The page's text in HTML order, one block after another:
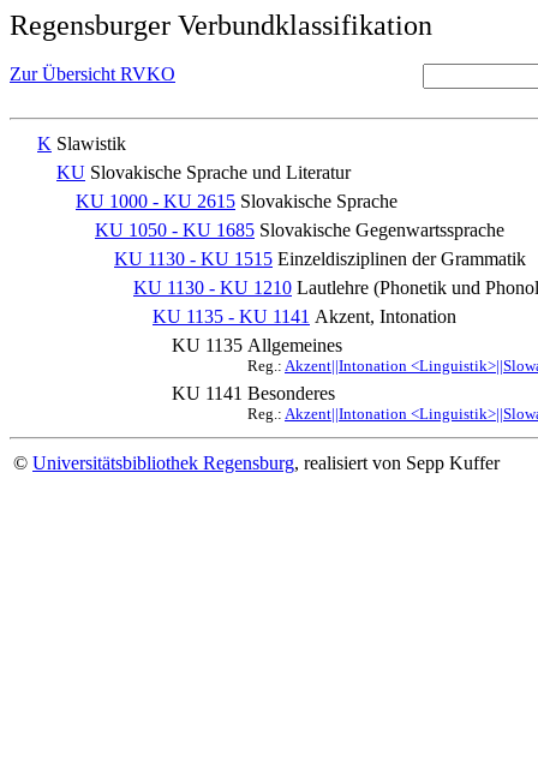
Regensburger Verbundklassifikation
Zur Übersicht RVKO
K Slawistik
KU Slovakische Sprache und Literatur
KU 1000 - KU 2615 Slovakische Sprache
KU 1050 - KU 1685 Slovakische Gegenwartssprache
KU 1130 - KU 1515 Einzeldisziplinen der Grammatik
KU 1130 - KU 1210 Lautlehre (Phonetik und
KU 1135 - KU 1141 Akzent, Intonation
KU 1135 Allgemeines
Reg.: Akzent||Intonation
KU 1141 Besonderes
Reg.: Akzent||Intonation
© Universitätsbibliothek Regensburg, realisiert von Sepp Kuffer